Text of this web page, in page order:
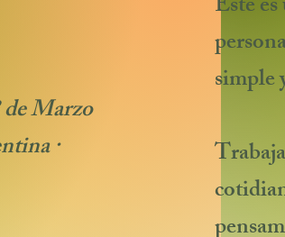
de Marzo
·
simple